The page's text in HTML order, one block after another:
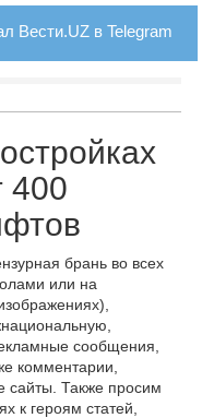
Вести.UZ в Telegram
400
брань во всех
или на
сообщения,
комментарии,
сайты. Также просим
к героям статей,